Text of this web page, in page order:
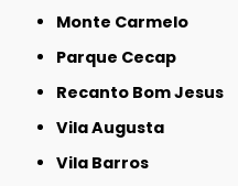
Monte Carmelo
Parque Cecap
Recanto Bom Jesus
Vila Augusta
Vila Barros